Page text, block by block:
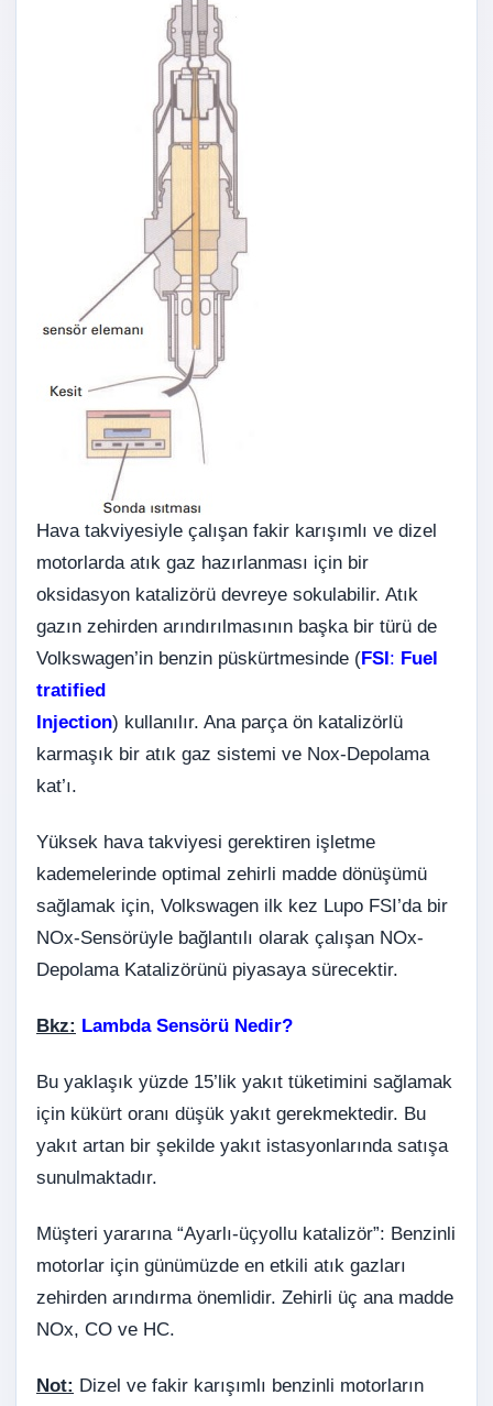
Hava takviyesiyle çalışan fakir karışımlı ve dizel
motorlarda atık gaz hazırlanması için bir
oksidasyon katalizörü devreye sokulabilir. Atık
gazın zehirden arındırılmasının başka bir türü de
Volkswagen’in benzin püskürtmesinde (FSI : Fuel
tratified
Injection) kullanılır. Ana parça ön katalizörlü
karmaşık bir atık gaz sistemi ve Nox-Depolama
kat’ı.
Yüksek hava takviyesi gerektiren işletme
kademelerinde optimal zehirli madde dönüşümü
sağlamak için, Volkswagen ilk kez Lupo FSI’da bir
NOx-Sensörüyle bağlantılı olarak çalışan NOx-
Depolama Katalizörünü piyasaya sürecektir.
Bkz: Lambda Sensörü Nedir?
Bu yaklaşık yüzde 15’lik yakıt tüketimini sağlamak
için kükürt oranı düşük yakıt gerekmektedir. Bu
yakıt artan bir şekilde yakıt istasyonlarında satışa
sunulmaktadır.
Müşteri yararına “Ayarlı-üçyollu katalizör”: Benzinli
motorlar için günümüzde en etkili atık gazları
zehirden arındırma önemlidir. Zehirli üç ana madde
NOx, CO ve HC.
Not: Dizel ve fakir karışımlı benzinli motorların